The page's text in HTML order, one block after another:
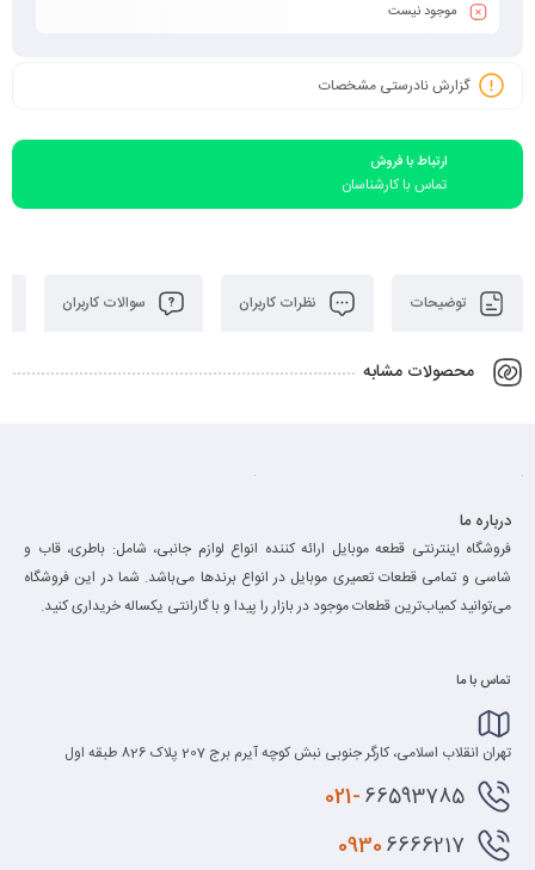
موجود نیست
گزارش نادرستی مشخصات
ارتباط با فروش
تماس با کارشناسان
توضیحات نظرات کاربران سوالات کاربران
محصولات مشابه
درباره ما
فروشگاه اینترنتی قطعه موبایل ارائه کننده انواع لوازم جانبی، شامل: باطری، قاب و
شاسی و تمامی قطعات تعمیری موبایل در انواع برند‌ها می‌باشد. شما در این فروشگاه
می‌توانید کمیاب‌ترین قطعات موجود در بازار را پیدا و با گارانتی یکساله خریداری کنید.
تماس با ما
تهران انقلاب اسلامی، کارگر جنوبی نبش کوچه آیرم برج 207 پلاک 826 طبقه اول
021-66593785
09306666217